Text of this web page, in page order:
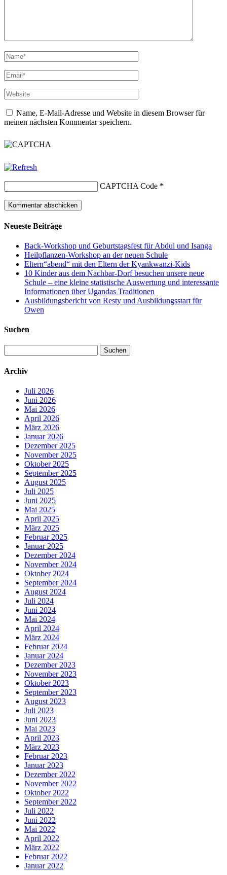
Name, E-Mail-Adresse und Website in diesem Browser für
meinen nächsten Kommentar speichern.
CAPTCHA Code *
Neueste Beiträge
Back-Workshop und Geburtstagsfest für Abdul und Isanga
Heilpflanzen-Workshop an der neuen Schule
Eltern“abend“ mit den Eltern der Kyankwanzi-Kids
10 Kinder aus dem Nachbar-Dorf besuchen unsere neue
Schule – eine kleine statistische Auswertung und interessante
Informationen über Ugandas Traditionen
Ausbildungsbericht von Resty und Ausbildungsstart für
Owen
Suchen
nach:
Archiv
Juli 2026
Juni 2026
Mai 2026
April 2026
März 2026
Januar 2026
Dezember 2025
November 2025
Oktober 2025
September 2025
August 2025
Juli 2025
Juni 2025
Mai 2025
April 2025
März 2025
Februar 2025
Januar 2025
Dezember 2024
November 2024
Oktober 2024
September 2024
August 2024
Juli 2024
Juni 2024
Mai 2024
April 2024
März 2024
Februar 2024
Januar 2024
Dezember 2023
November 2023
Oktober 2023
September 2023
August 2023
Juli 2023
Juni 2023
Mai 2023
April 2023
März 2023
Februar 2023
Januar 2023
Dezember 2022
November 2022
Oktober 2022
September 2022
Juli 2022
Juni 2022
Mai 2022
April 2022
März 2022
Februar 2022
Januar 2022